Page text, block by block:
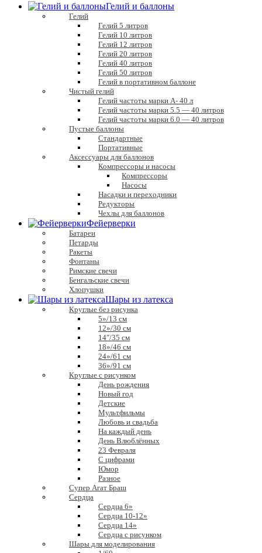
Гелий и баллоны
Гелий
Гелий 5 литров
Гелий 10 литров
Гелий 12 литров
Гелий 20 литров
Гелий 40 литров
Гелий 50 литров
Гелий в портативном баллоне
Чистый гелий
Гелий частоты марки А- 40 л
Гелий частоты марки 5.5 — 40 литров
Гелий частоты марки 6.0 — 40 литров
Пустые баллоны
Стандартные
Портативные
Аксессуары для баллонов
Компрессоры и насосы
Компрессоры
Насосы
Насадки и переходники
Редукторы
Чехлы для баллонов
Фейерверки
Батареи
Петарды
Ракеты
Фонтаны
Римские свечи
Бенгальские свечи
Хлопушки
Шары из латекса
Круглые без рисунка
5»/13 см
12»/30 см
14″/35 см
18»/46 см
24»/61 см
36»/91 см
Круглые с рисунком
День рождения
Новый год
Детские
Мультфильмы
Любовь и свадьба
На каждый день
День Влюблённых
23 Февраля
С цифрами
Юмор
Разное
Супер Агат Браш
Сердца
Сердца 6»
Сердца 10-12»
Сердца 14»
Сердца с рисунком
Шары для моделирования